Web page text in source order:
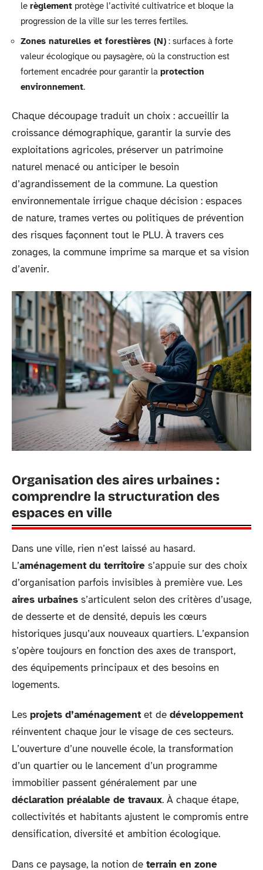
le règlement protège l’activité cultivatrice et bloque la
progression de la ville sur les terres fertiles.
Zones naturelles et forestières (N) : surfaces à forte
valeur écologique ou paysagère, où la construction est
fortement encadrée pour garantir la protection
environnement.
Chaque découpage traduit un choix : accueillir la
croissance démographique, garantir la survie des
exploitations agricoles, préserver un patrimoine
naturel menacé ou anticiper le besoin
d’agrandissement de la commune. La question
environnementale irrigue chaque décision : espaces
de nature, trames vertes ou politiques de prévention
des risques façonnent tout le PLU. À travers ces
zonages, la commune imprime sa marque et sa vision
d’avenir.
Organisation des aires urbaines :
comprendre la structuration des
espaces en ville
Dans une ville, rien n’est laissé au hasard.
L’aménagement du territoire s’appuie sur des choix
d’organisation parfois invisibles à première vue. Les
aires urbaines s’articulent selon des critères d’usage,
de desserte et de densité, depuis les cœurs
historiques jusqu’aux nouveaux quartiers. L’expansion
s’opère toujours en fonction des axes de transport,
des équipements principaux et des besoins en
logements.
Les projets d’aménagement et de développement
réinventent chaque jour le visage de ces secteurs.
L’ouverture d’une nouvelle école, la transformation
d’un quartier ou le lancement d’un programme
immobilier passent généralement par une
déclaration préalable de travaux. À chaque étape,
collectivités et habitants ajustent le compromis entre
densification, diversité et ambition écologique.
Dans ce paysage, la notion de terrain en zone